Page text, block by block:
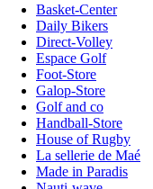
Basket-Center
Daily Bikers
Direct-Volley
Espace Golf
Foot-Store
Galop-Store
Golf and co
Handball-Store
House of Rugby
La sellerie de Maé
Made in Paradis